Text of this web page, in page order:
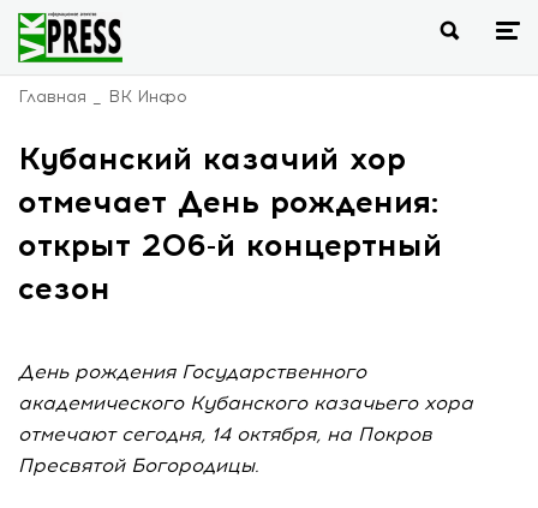
Главная ВК Инфо
Кубанский казачий хор
отмечает День рождения:
открыт 206-й концертный
сезон
День рождения Государственного
академического Кубанского казачьего хора
отмечают сегодня, 14 октября, на Покров
Пресвятой Богородицы.